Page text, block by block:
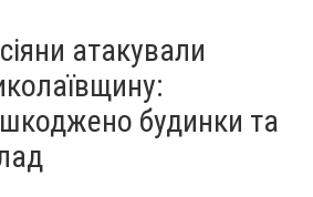
атакували
будинки та